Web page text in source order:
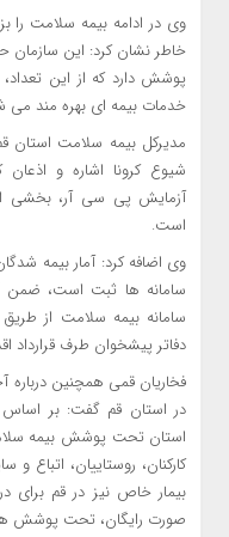
وی در ادامه بیمه سلامت را
پوشش دارد که از این تعداد، حدود ۳۳
خدمات بیمه ای بهره مند می
مدیرکل بیمه سلامت
شیوعکرونا اشاره و
آزمایش پی سی آر، بخشی
است.
وی اضافه کرد: آمار بیمه
سامانه ها ثبت است، ضمن
سامانه بیمه سلامت از
دفاتر پیشخوان طرف قرارداد
فخاریان قمی همچنین
استان تحت پوشش بیمه
بیمار خاص نیز در قم برای
صورت رایگان، تحت پوشش